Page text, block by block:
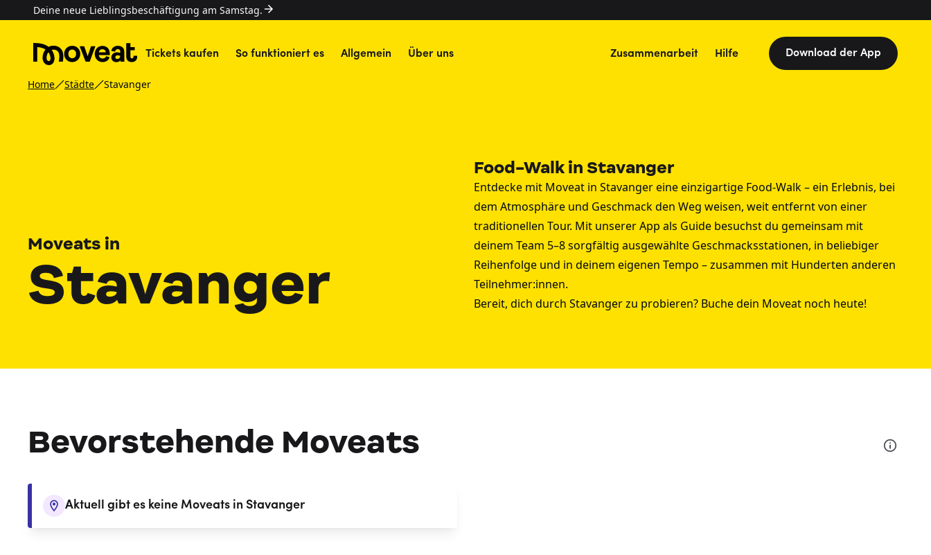
Deine neue Lieblingsbeschäftigung am Samstag.
Tickets kaufen So funktioniert es Allgemein Über uns Zusammenarbeit Hilfe Download der App
Home Städte Stavanger
Moveats in
Stavanger
Food-Walk in Stavanger
Entdecke mit Moveat in Stavanger eine einzigartige Food-Walk – ein Erlebnis, bei
dem Atmosphäre und Geschmack den Weg weisen, weit entfernt von einer
traditionellen Tour. Mit unserer App als Guide besuchst du gemeinsam mit
deinem Team 5–8 sorgfältig ausgewählte Geschmacksstationen, in beliebiger
Reihenfolge und in deinem eigenen Tempo – zusammen mit Hunderten anderen
Teilnehmer:innen.
Bereit, dich durch Stavanger zu probieren? Buche dein Moveat noch heute!
Bevorstehende Moveats
Aktuell gibt es keine Moveats in Stavanger